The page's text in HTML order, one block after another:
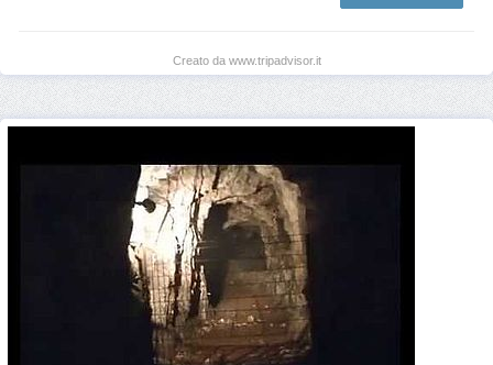
Creato da www.tripadvisor.it